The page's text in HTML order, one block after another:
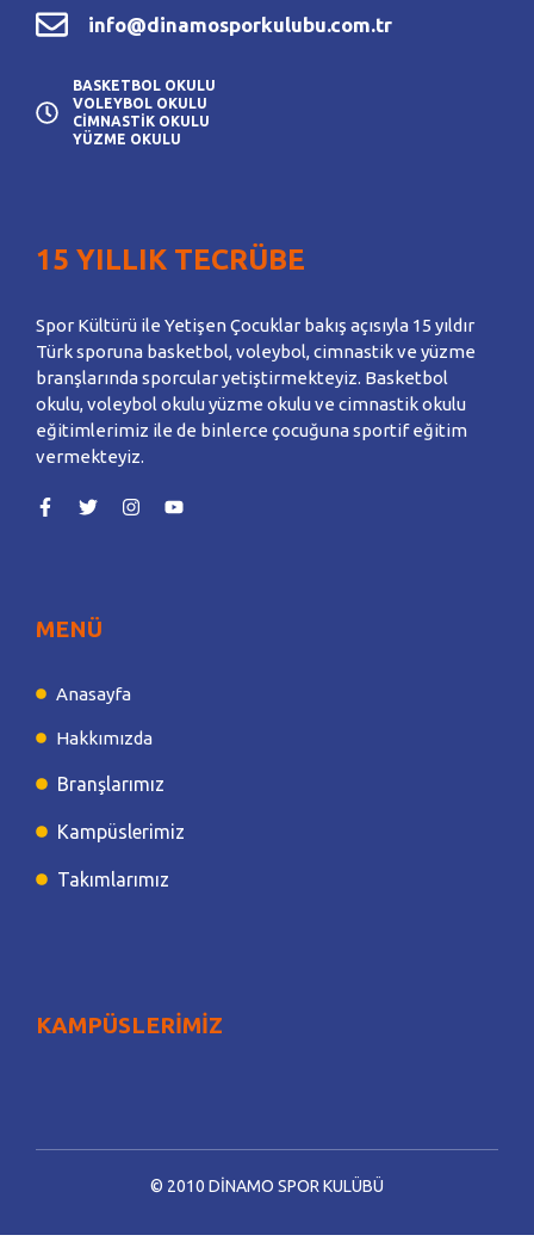
info@dinamosporkulubu.com.tr
BASKETBOL OKULU
VOLEYBOL OKULU
CİMNASTİK OKULU
YÜZME OKULU
15 YILLIK TECRÜBE
Spor Kültürü ile Yetişen Çocuklar bakış açısıyla 15 yıldır
Türk sporuna basketbol, voleybol, cimnastik ve yüzme
branşlarında sporcular yetiştirmekteyiz. Basketbol
okulu, voleybol okulu yüzme okulu ve cimnastik okulu
eğitimlerimiz ile de binlerce çocuğuna sportif eğitim
vermekteyiz.
MENÜ
Anasayfa
Hakkımızda
Branşlarımız
Kampüslerimiz
Takımlarımız
KAMPÜSLERİMİZ
© 2010 DİNAMO SPOR KULÜBÜ